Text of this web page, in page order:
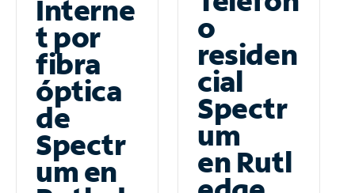
Interne
t por
fibra
óptica
de
Spectr
um en
o
residen
cial
Spectr
um
en Rutl